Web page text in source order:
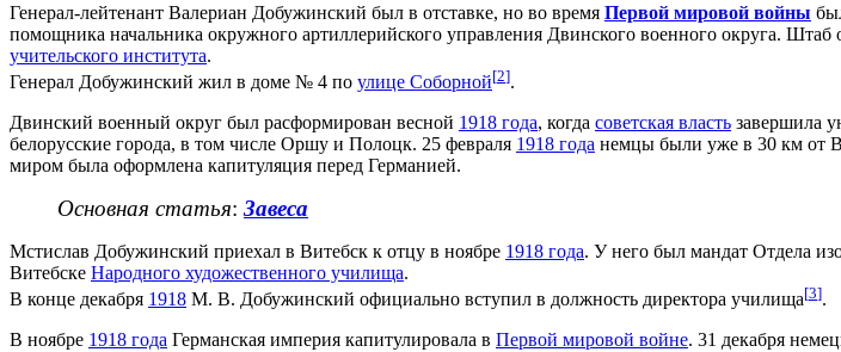
Генерал-лейтенант Валериан Добужинский был в отставке, но во время Первой мировой войны
помощника начальника окружного артиллерийского управления Двинского военного округа.
учительского института.
Генерал Добужинский жил в доме № 4 по улице Соборной[2].
Двинский военный округ был расформирован весной 1918 года, когда советская власть завершила
белорусские города, в том числе Оршу и Полоцк. 25 февраля 1918 года немцы были уже в 30 км от
миром была оформлена капитуляция перед Германией.
Основная статья: Завеса
Мстислав Добужинский приехал в Витебск к отцу в ноябре 1918 года. У него был мандат Отдела
Витебске Народного художественного училища.
В конце декабря 1918 М. В. Добужинский официально вступил в должность директора училища[3].
В ноябре 1918 года Германская империя капитулировала в Первой мировой войне. 31 декабря